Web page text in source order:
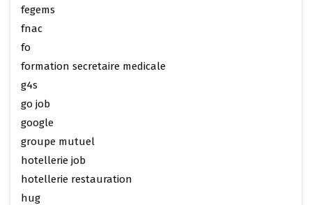
fegems
fnac
fo
formation secretaire medicale
g4s
go job
google
groupe mutuel
hotellerie job
hotellerie restauration
hug